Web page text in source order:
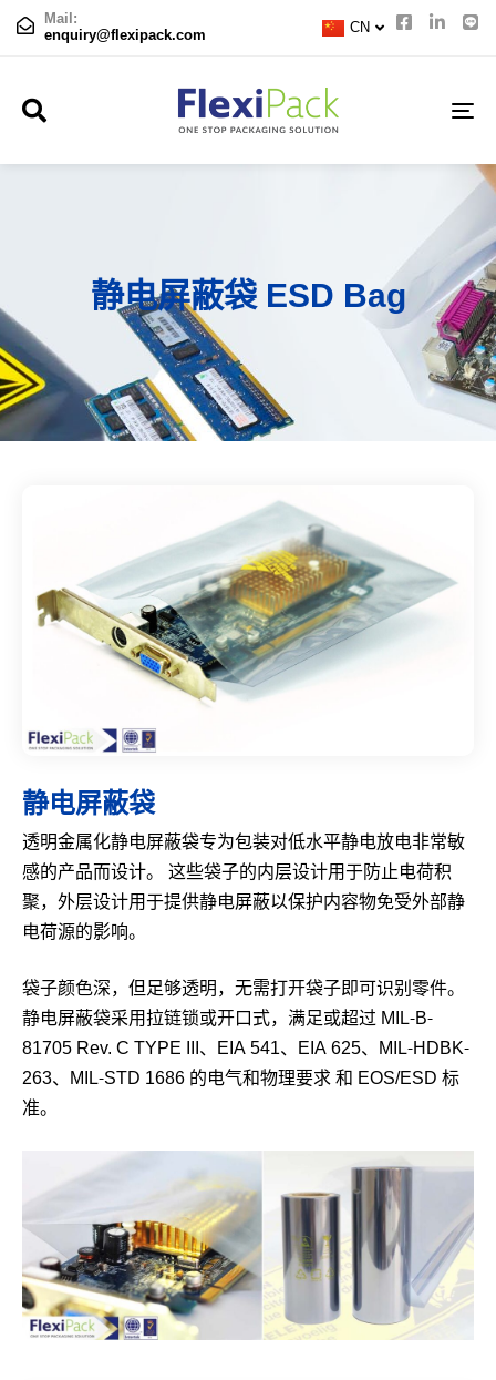
Mail:
enquiry@flexipack.com CN
JP
静电屏蔽袋 ESD Bag
静电屏蔽袋
透明金属化静电屏蔽袋专为包装对低水平静电放电非常敏
感的产品而设计。 这些袋子的内层设计用于防止电荷积
聚，外层设计用于提供静电屏蔽以保护内容物免受外部静
电荷源的影响。
袋子颜色深，但足够透明，无需打开袋子即可识别零件。
静电屏蔽袋采用拉链锁或开口式，满足或超过 MIL-B-
81705 Rev. C TYPE III、EIA 541、EIA 625、MIL-HDBK-
263、MIL-STD 1686 的电气和物理要求 和 EOS/ESD 标
准。